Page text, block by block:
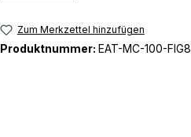
Zum Merkzettel hinzufügen
Produktnummer: EAT-MC-100-FIG8